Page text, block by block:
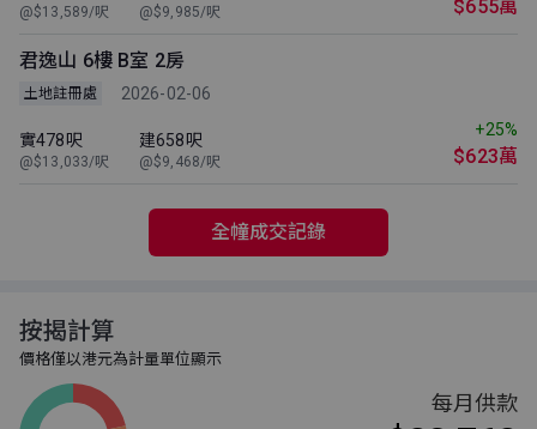
@$13,589/呎 @$9,985/呎 $655萬
君逸山 6樓 B室 2房
土地註冊處 2026-02-06
實478呎
@$13,033/呎
建658呎
@$9,468/呎
+25%
$623萬
全幢成交記錄
按揭計算
價格僅以港元為計量單位顯示
每月供款